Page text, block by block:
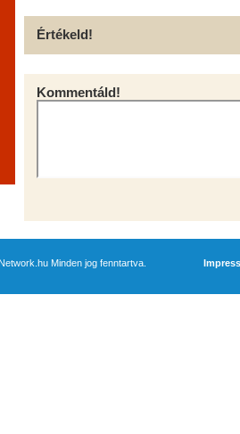
Értékeld!
Kommentáld!
Minden jog fenntartva.